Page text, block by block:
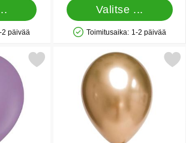
2 päivää
Valitse ...
Saatavuus: Varastossa
Toimitusaika: 1-2 päivää
Ilmapallot Lavenderi suosikiksi
Merkitse ilmapallot